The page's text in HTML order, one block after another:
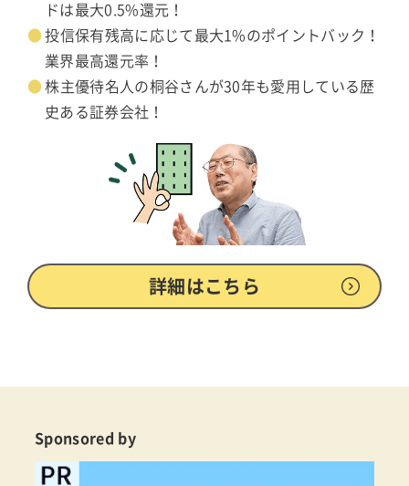
ドは最大0.5%還元！
投信保有残高に応じて最大1%のポイントバック！
業界最高還元率！
株主優待名人の桐谷さんが30年も愛用している歴
史ある証券会社！
詳細はこちら
Sponsored by